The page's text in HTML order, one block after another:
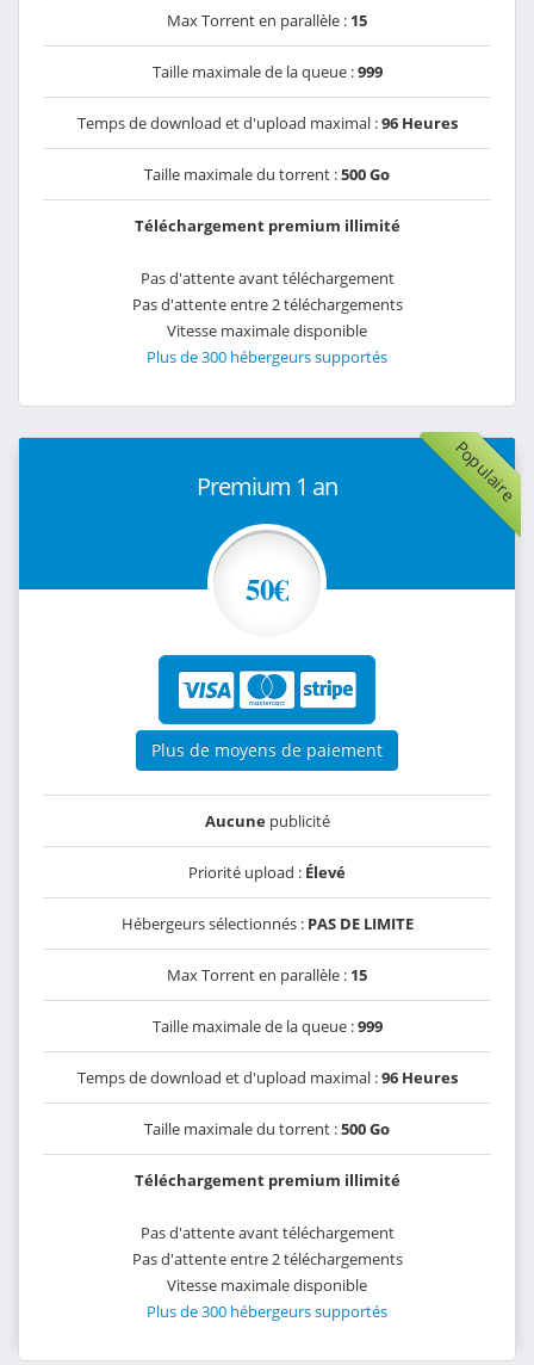
Max Torrent en parallèle : 15
Taille maximale de la queue :999
Temps de download et d'upload maximal :96 Heures
Taille maximale du torrent :500 Go
Téléchargement premium illimité
Pas d'attente avant téléchargement
Pas d'attente entre 2 téléchargements
Vitesse maximale disponible
Plus de 300 hébergeurs supportés
Populaire
Premium 1 an
50€
Plus de moyens de paiement
Aucunepublicité
Priorité upload : Élevé
Hébergeurs sélectionnés : PAS DE LIMITE
Max Torrent en parallèle : 15
Taille maximale de la queue :999
Temps de download et d'upload maximal :96 Heures
Taille maximale du torrent :500 Go
Téléchargement premium illimité
Pas d'attente avant téléchargement
Pas d'attente entre 2 téléchargements
Vitesse maximale disponible
Plus de 300 hébergeurs supportés